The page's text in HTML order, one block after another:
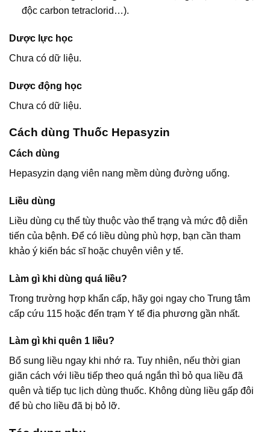
độc carbon tetraclorid…).
Dược lực học
Chưa có dữ liệu.
Dược động học
Chưa có dữ liệu.
Cách dùng Thuốc Hepasyzin
Cách dùng
Hepasyzin dạng viên nang mềm dùng đường uống.
Liều dùng
Liều dùng cụ thể tùy thuộc vào thể trạng và mức độ diễn
tiến của bệnh. Để có liều dùng phù hợp, bạn cần tham
khảo ý kiến bác sĩ hoặc chuyên viên y tế.
Làm gì khi dùng quá liều?
Trong trường hợp khẩn cấp, hãy gọi ngay cho Trung tâm
cấp cứu 115 hoặc đến trạm Y tế địa phương gần nhất.
Làm gì khi quên 1 liều?
Bổ sung liều ngay khi nhớ ra. Tuy nhiên, nếu thời gian
giãn cách với liều tiếp theo quá ngắn thì bỏ qua liều đã
quên và tiếp tục lịch dùng thuốc. Không dùng liều gấp đôi
để bù cho liều đã bị bỏ lỡ.